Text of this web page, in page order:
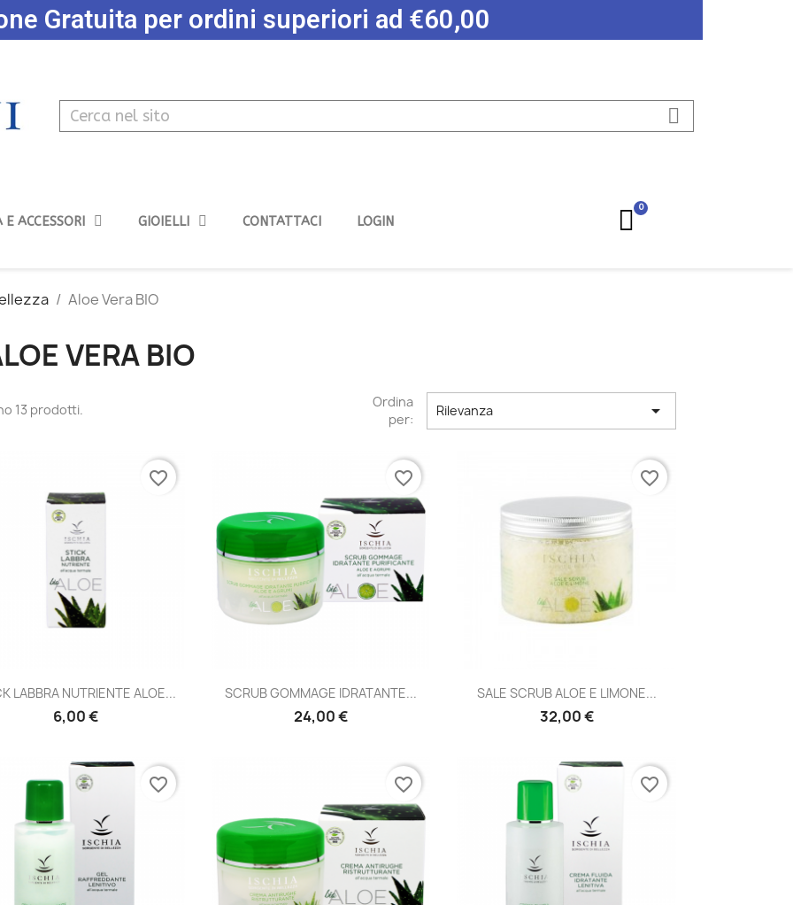
Gratuita per ordini superiori ad €60,00
E ACCESSORI GIOIELLI CONTATTACI LOGIN
Aloe Vera BIO
VERA BIO
13 prodotti.
Ordina
per:
Rilevanza 
Anteprima
LABBRA NUTRIENTE ALOE...
6,00 €
favorite_border
Anteprima
SCRUB GOMMAGE IDRATANTE...
24,00 €
favorite_border
 Anteprima
SALE SCRUB ALOE E LIMONE...
32,00 €
favorite_border
favorite_border favorite_border favorite_border